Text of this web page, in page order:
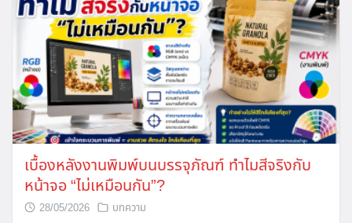
เบื้องหลังงานพิมพ์บนบรรจุภัณฑ์ ทำไมสีจริงกับ
หน้าจอ “ไม่เหมือนกัน”?
28/05/2026 บทความ